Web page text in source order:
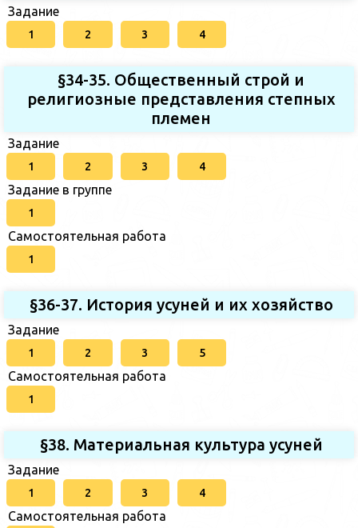
Задание
1 2 3 4
§34-35. Общественный строй и
религиозные представления степных
племен
Задание
1 2 3 4
Задание в группе
1
Самостоятельная работа
1
§36-37. История усуней и их хозяйство
Задание
1 2 3 5
Самостоятельная работа
1
§38. Материальная культура усуней
Задание
1 2 3 4
Самостоятельная работа